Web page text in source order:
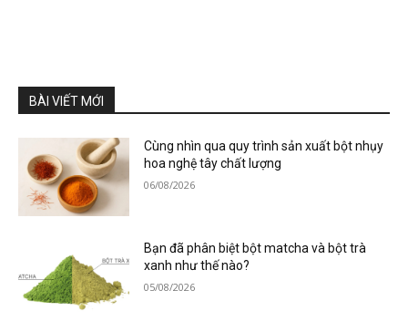
BÀI VIẾT MỚI
Cùng nhìn qua quy trình sản xuất bột nhụy
hoa nghệ tây chất lượng
06/08/2026
Bạn đã phân biệt bột matcha và bột trà
xanh như thế nào?
05/08/2026